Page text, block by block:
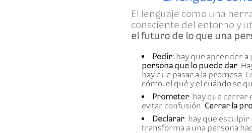
El lenguaje como una
consciente del entorno y
el futuro de lo que una
Pedir: hay que aprender a
persona que lo puede dar.
hay que pasar a la promesa.
cómo, el qué y el cuándo se
Prometer: hay que cerrar
evitar confusión. Cerrar la
Declarar: hay que esculpir
transforma a una persona